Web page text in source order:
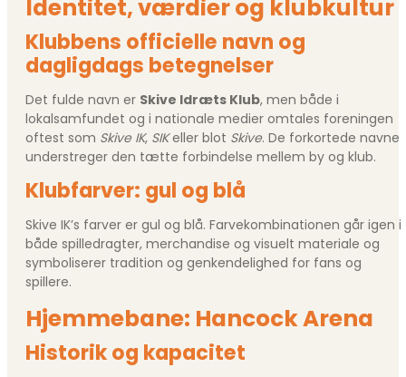
Identitet, værdier og klubkultur
Klubbens officielle navn og
dagligdags betegnelser
Det fulde navn er Skive Idræts Klub, men både i
lokalsamfundet og i nationale medier omtales foreningen
oftest som Skive IK, SIKeller blot Skive. De forkortede navne
understreger den tætte forbindelse mellem by og klub.
Klubfarver: gul og blå
Skive IK’s farver er gul og blå. Farvekombinationen går igen i
både spilledragter, merchandise og visuelt materiale og
symboliserer tradition og genkendelighed for fans og
spillere.
Hjemmebane: Hancock Arena
Historik og kapacitet